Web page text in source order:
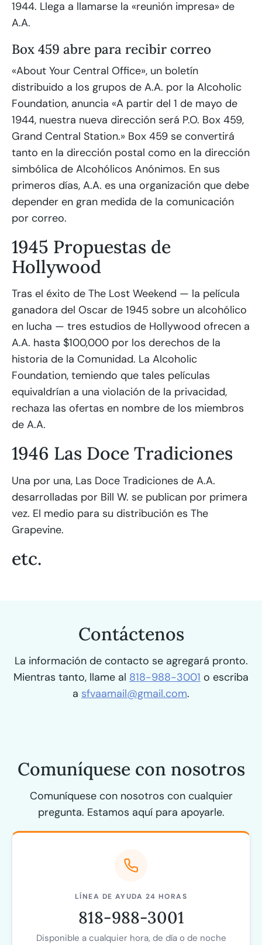
1944. Llega a llamarse la «reunión impresa» de
A.A.
Box 459 abre para recibir correo
«About Your Central Office», un boletín
distribuido a los grupos de A.A. por la Alcoholic
Foundation, anuncia «A partir del 1 de mayo de
1944, nuestra nueva dirección será P.O. Box 459,
Grand Central Station.» Box 459 se convertirá
tanto en la dirección postal como en la dirección
simbólica de Alcohólicos Anónimos. En sus
primeros días, A.A. es una organización que debe
depender en gran medida de la comunicación
por correo.
1945 Propuestas de
Hollywood
Tras el éxito de The Lost Weekend — la película
ganadora del Oscar de 1945 sobre un alcohólico
en lucha — tres estudios de Hollywood ofrecen a
A.A. hasta $100,000 por los derechos de la
historia de la Comunidad. La Alcoholic
Foundation, temiendo que tales películas
equivaldrían a una violación de la privacidad,
rechaza las ofertas en nombre de los miembros
de A.A.
1946 Las Doce Tradiciones
Una por una, Las Doce Tradiciones de A.A.
desarrolladas por Bill W. se publican por primera
vez. El medio para su distribución es The
Grapevine.
etc.
Contáctenos
La información de contacto se agregará pronto.
Mientras tanto, llame al 818-988-3001 o escriba
a sfvaamail@gmail.com.
Comuníquese con nosotros
Comuníquese con nosotros con cualquier
pregunta. Estamos aquí para apoyarle.
LÍNEA DE AYUDA 24 HORAS
818-988-3001
Disponible a cualquier hora, de día o de noche